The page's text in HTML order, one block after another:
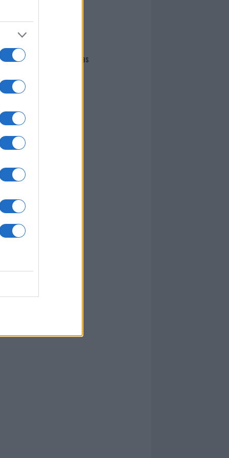
Giovannimaria Cabras